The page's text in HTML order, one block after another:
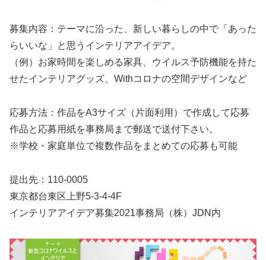
募集内容：テーマに沿った、新しい暮らしの中で「あった
らいいな」と思うインテリアアイデア。
（例）お家時間を楽しめる家具、ウイルス予防機能を持た
せたインテリアグッズ、Withコロナの空間デザインなど
応募方法：作品をA3サイズ（片面利用）で作成して応募
作品と応募用紙を事務局まで郵送で送付下さい。
※学校・家庭単位で複数作品をまとめての応募も可能
提出先：110-0005
東京都台東区上野5-3-4-4F
インテリアアイデア募集2021事務局（株）JDN内